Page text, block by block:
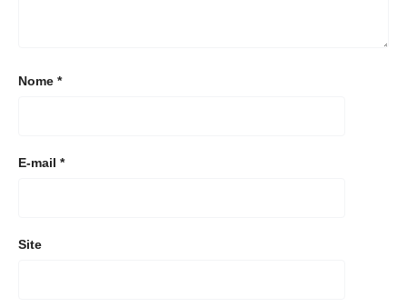
Nome *
E-mail *
Site